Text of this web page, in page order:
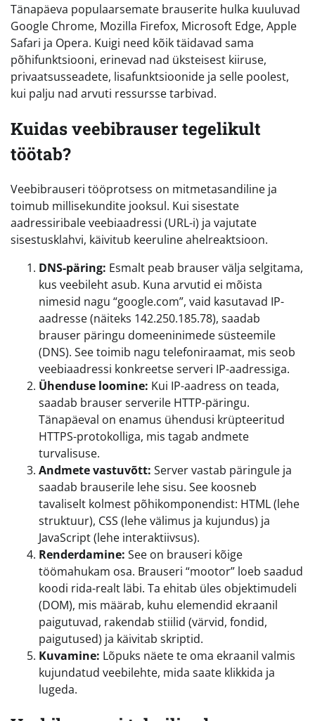
Tänapäeva populaarsemate brauserite hulka kuuluvad
Google Chrome, Mozilla Firefox, Microsoft Edge, Apple
Safari ja Opera. Kuigi need kõik täidavad sama
põhifunktsiooni, erinevad nad üksteisest kiiruse,
privaatsusseadete, lisafunktsioonide ja selle poolest,
kui palju nad arvuti ressursse tarbivad.
Kuidas veebibrauser tegelikult
töötab?
Veebibrauseri tööprotsess on mitmetasandiline ja
toimub millisekundite jooksul. Kui sisestate
aadressiribale veebiaadressi (URL-i) ja vajutate
sisestusklahvi, käivitub keeruline ahelreaktsioon.
DNS-päring: Esmalt peab brauser välja selgitama,
kus veebileht asub. Kuna arvutid ei mõista
nimesid nagu “google.com”, vaid kasutavad IP-
aadresse (näiteks 142.250.185.78), saadab
brauser päringu domeeninimede süsteemile
(DNS). See toimib nagu telefoniraamat, mis seob
veebiaadressi konkreetse serveri IP-aadressiga.
Ühenduse loomine: Kui IP-aadress on teada,
saadab brauser serverile HTTP-päringu.
Tänapäeval on enamus ühendusi krüpteeritud
HTTPS-protokolliga, mis tagab andmete
turvalisuse.
Andmete vastuvõtt: Server vastab päringule ja
saadab brauserile lehe sisu. See koosneb
tavaliselt kolmest põhikomponendist: HTML (lehe
struktuur), CSS (lehe välimus ja kujundus) ja
JavaScript (lehe interaktiivsus).
Renderdamine: See on brauseri kõige
töömahukam osa. Brauseri “mootor” loeb saadud
koodi rida-realt läbi. Ta ehitab üles objektimudeli
(DOM), mis määrab, kuhu elemendid ekraanil
paigutuvad, rakendab stiilid (värvid, fondid,
paigutused) ja käivitab skriptid.
Kuvamine: Lõpuks näete te oma ekraanil valmis
kujundatud veebilehte, mida saate klikkida ja
lugeda.